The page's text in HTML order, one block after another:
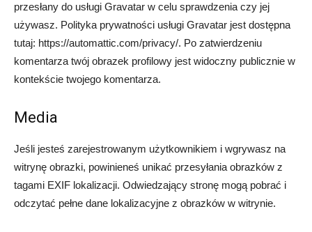
przesłany do usługi Gravatar w celu sprawdzenia czy jej
używasz. Polityka prywatności usługi Gravatar jest dostępna
tutaj: https://automattic.com/privacy/. Po zatwierdzeniu
komentarza twój obrazek profilowy jest widoczny publicznie w
kontekście twojego komentarza.
Media
Jeśli jesteś zarejestrowanym użytkownikiem i wgrywasz na
witrynę obrazki, powinieneś unikać przesyłania obrazków z
tagami EXIF lokalizacji. Odwiedzający stronę mogą pobrać i
odczytać pełne dane lokalizacyjne z obrazków w witrynie.